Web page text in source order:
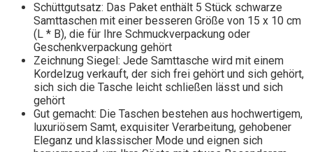
Schüttgutsatz: Das Paket enthält 5 Stück schwarze
Samttaschen mit einer besseren Größe von 15 x 10 cm
(L * B), die für Ihre Schmuckverpackung oder
Geschenkverpackung gehört
Zeichnung Siegel: Jede Samttasche wird mit einem
Kordelzug verkauft, der sich frei gehört und sich gehört,
sich sich die Tasche leicht schließen lässt und sich
gehört
Gut gemacht: Die Taschen bestehen aus hochwertigem,
luxuriösem Samt, exquisiter Verarbeitung, gehobener
Eleganz und klassischer Mode und eignen sich